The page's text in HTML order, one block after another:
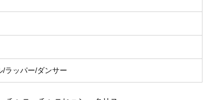
/ラッパー/ダンサー